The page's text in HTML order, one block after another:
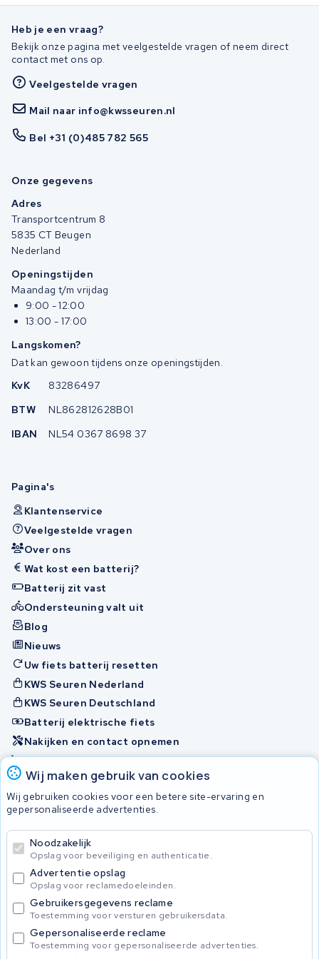
Wij maken gebruik van cookies
Wij gebruiken cookies voor een betere site-ervaring en
gepersonaliseerde advertenties.
Noodzakelijk
Opslag voor beveiliging en authenticatie.
Advertentie opslag
Opslag voor reclamedoeleinden.
Gebruikersgegevens reclame
Toestemming voor versturen gebruikersdata.
Gepersonaliseerde reclame
Toestemming voor gepersonaliseerde advertenties.
Heb je een vraag?
Bekijk onze pagina met veelgestelde vragen of neem direct
contact met ons op.
Veelgestelde vragen
Mail naar info@kwsseuren.nl
Bel +31 (0)485 782 565
Onze gegevens
Adres
Transportcentrum 8
5835 CT Beugen
Nederland
Openingstijden
Maandag t/m vrijdag
9:00 - 12:00
13:00 - 17:00
Langskomen?
Dat kan gewoon tijdens onze openingstijden.
KvK
83286497
BTW
NL862812628B01
IBAN
NL54 0367 8698 37
Pagina's
Klantenservice
Veelgestelde vragen
Over ons
Wat kost een batterij?
Batterij zit vast
Ondersteuning valt uit
Blog
Nieuws
Uw fiets batterij resetten
KWS Seuren Nederland
KWS Seuren Deutschland
Batterij elektrische fiets
Nakijken en contact opnemen
Onherstelbaar
Accu's
© 2026 KWS Seuren
Algemene voorwaarden
Privacy Policy